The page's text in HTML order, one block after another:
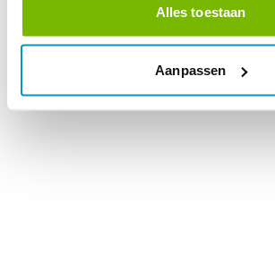
Alles toestaan
Aanpassen